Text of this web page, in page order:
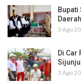
Bupati
Daerah
3 Agu
Di Car
3 Agu